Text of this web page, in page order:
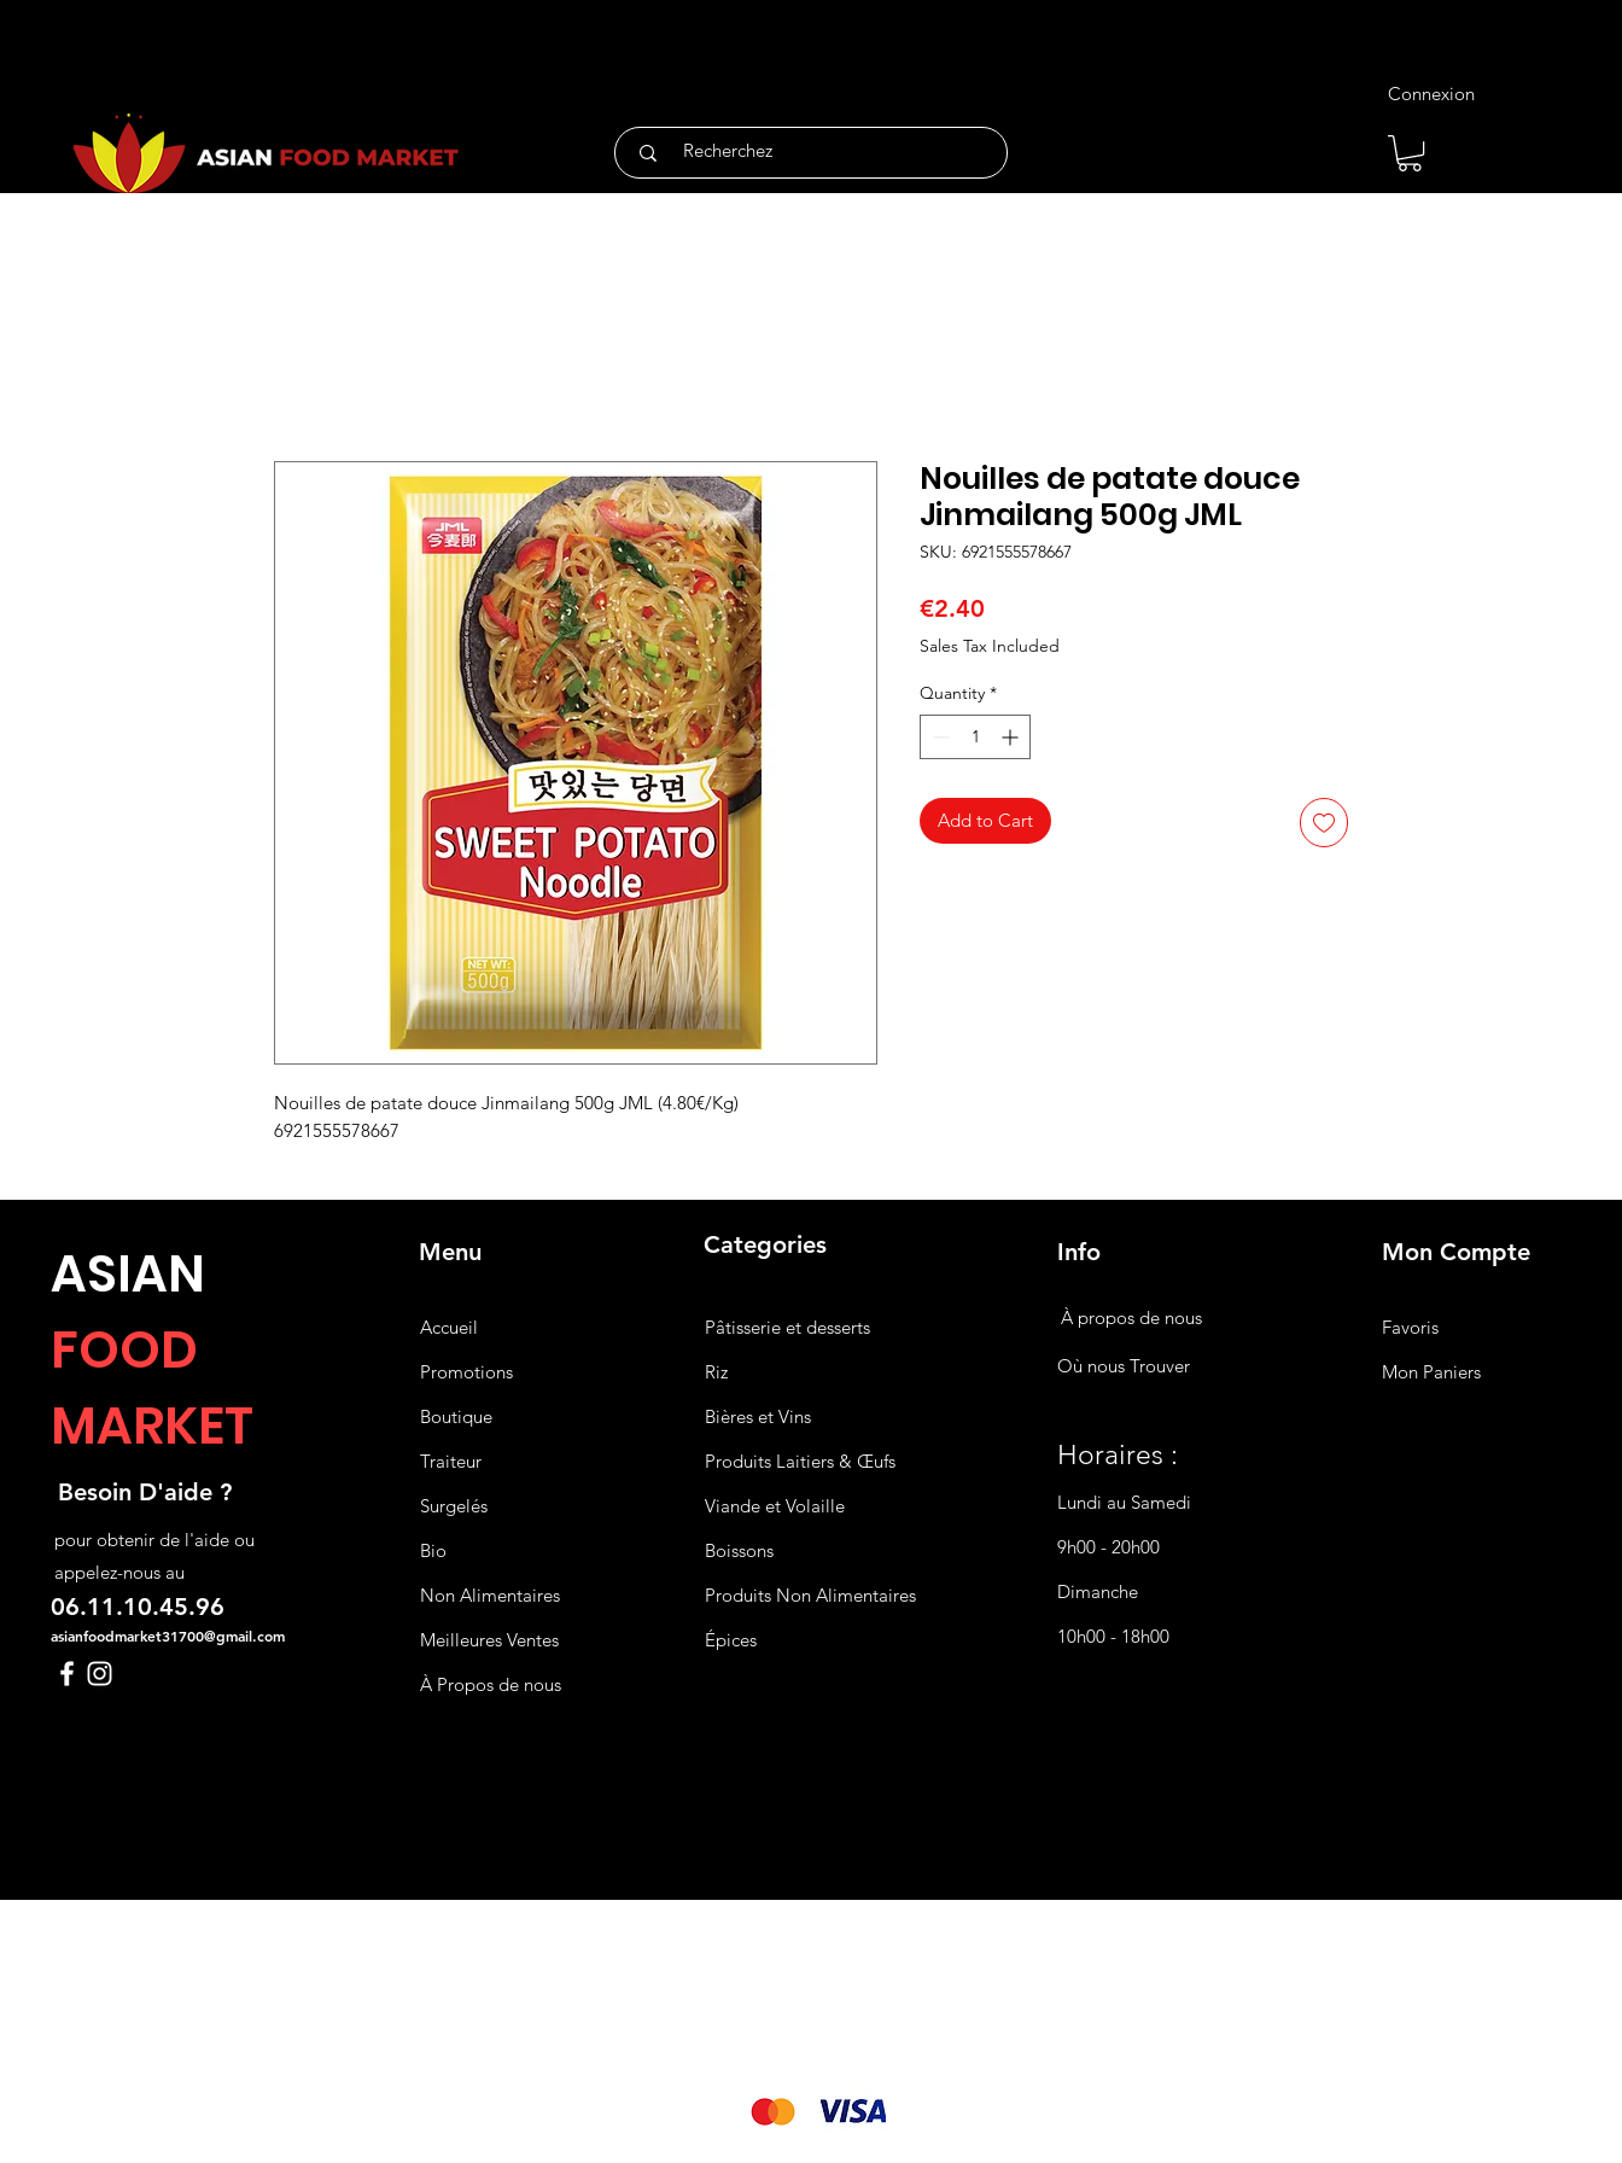
Connexion
Nouilles de patate douce Jinmailang 500g JML (4.80€/Kg)
6921555578667
Nouilles de patate douce
Jinmailang 500g JML
SKU: 6921555578667
€2.40
Sales Tax Included
Quantity *
Add to Cart
ASIAN
FOOD
MARKET
Besoin D'aide ?
pour obtenir de l'aide ou
appelez-nous au
06.11.10.45.96
asianfoodmarket31700@gmail.com
Menu
Accueil
Promotions
Boutique
Traiteur
Surgelés
Bio
Non Alimentaires
Meilleures Ventes
À Propos de nous
Categories
Pâtisserie et desserts
Riz
Bièreset Vins
Produits Laitiers & Œufs
Viande et Volaille
Boissons
Produits Non Alimentaires
Épices
Info
Où nous Trouver
Horaires :
Lundi au Samedi
9h00 - 20h00
Dimanche
10h00 - 18h00
À propos de nous
Mon Compte
Favoris
Mon Paniers